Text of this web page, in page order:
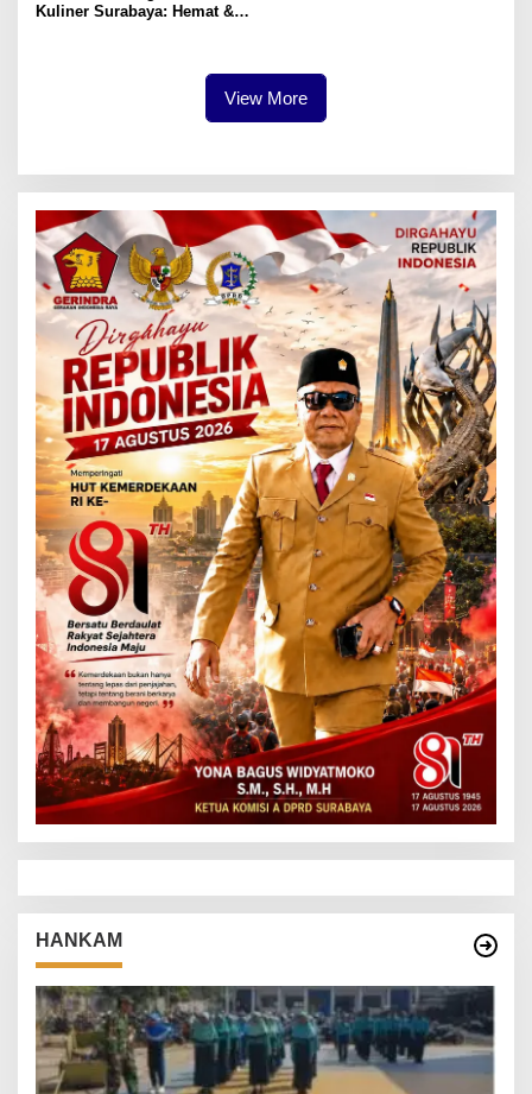
Kuliner Surabaya: Hemat &
View More
HANKAM